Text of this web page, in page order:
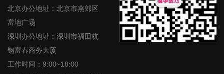
北京办公地址：北京市燕郊区
富地广场
深圳办公地址：深圳市福田杭
钢富春商务大厦
工作时间：9:00~18:00